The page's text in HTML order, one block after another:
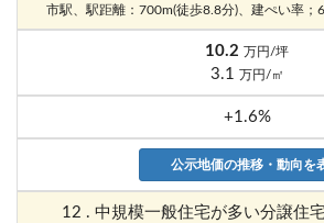
市駅、駅距離：700m(徒歩8.8分)、建ぺい率；
10.2 万円/坪
3.1 万円/㎡
+1.6%
公示地価の推移・動向を
12 . 中規模一般住宅が多い分譲住